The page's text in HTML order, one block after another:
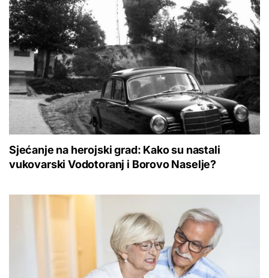
Sjećanje na herojski grad: Kako su nastali
vukovarski Vodotoranj i Borovo Naselje?